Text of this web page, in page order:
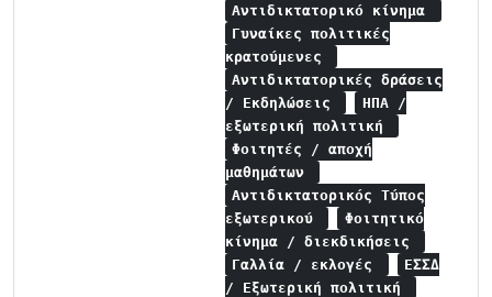
Αντιδικτατορικό κίνημα
Γυναίκες πολιτικές
κρατούμενες
Αντιδικτατορικές δράσεις
/ Εκδηλώσεις
ΗΠΑ /
εξωτερική πολιτική
Φοιτητές / αποχή
μαθημάτων
Αντιδικτατορικός Τύπος
εξωτερικού
Φοιτητικό
κίνημα / διεκδικήσεις
Γαλλία / εκλογές
ΕΣΣΔ
/ Εξωτερική πολιτική